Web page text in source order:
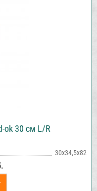
ok 30 см L/R
30х34,5х82